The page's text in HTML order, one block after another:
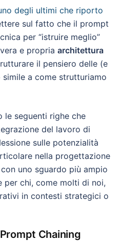
degli ultimi che riporto
sul fatto che il prompt
per “istruire meglio”
e propria architettura
il pensiero delle (e
a come strutturiamo
le seguenti righe che
del lavoro di
sulle potenzialità
nella progettazione
uno sguardo più ampio
per chi, come molti di noi,
in contesti strategici o
Chaining